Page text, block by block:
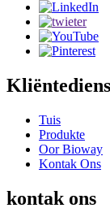
Kliëntediens
Tuis
Produkte
Oor Bioway
Kontak Ons
kontak ons